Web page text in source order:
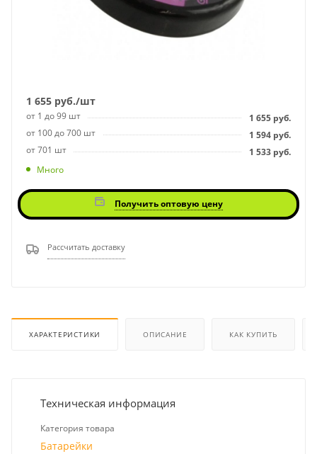
1 655 руб./шт
от 1 до 99 шт 1 655 руб.
от 100 до 700 шт
1 594 руб.
от 701 шт
1 533 руб.
Много
Получить оптовую цену
Рассчитать доставку
ХАРАКТЕРИСТИКИ ОПИСАНИЕ КАК КУПИТЬ
Техническая информация
Категория товара
Батарейки